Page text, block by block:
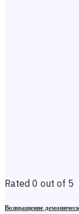
Rated 0 out of 5
Возвращение